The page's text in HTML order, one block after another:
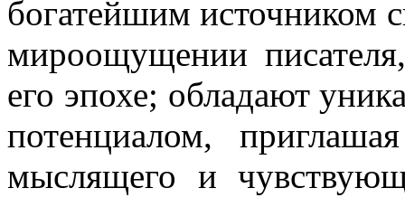
богатейшим источником
мироощущении
его эпохе; обладают
потенциалом,
мыслящего и